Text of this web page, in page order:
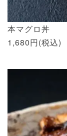
本マグロ丼
1,680円(税込)